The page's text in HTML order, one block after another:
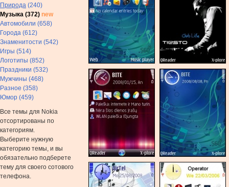
Природа (240)
Музыка (372) new
Автомобили (658)
Города (612)
Знаменитости (542)
Игры (514)
Логотипы (852)
Праздники (532)
Мужчины (468)
Разное (358)
Юмор (459)
Все темы для Nokia
отсортированы по
категориям.
Выберите нужную
категорию темы, и вы
обязательно подберете
тему для своего сотового
телефона.